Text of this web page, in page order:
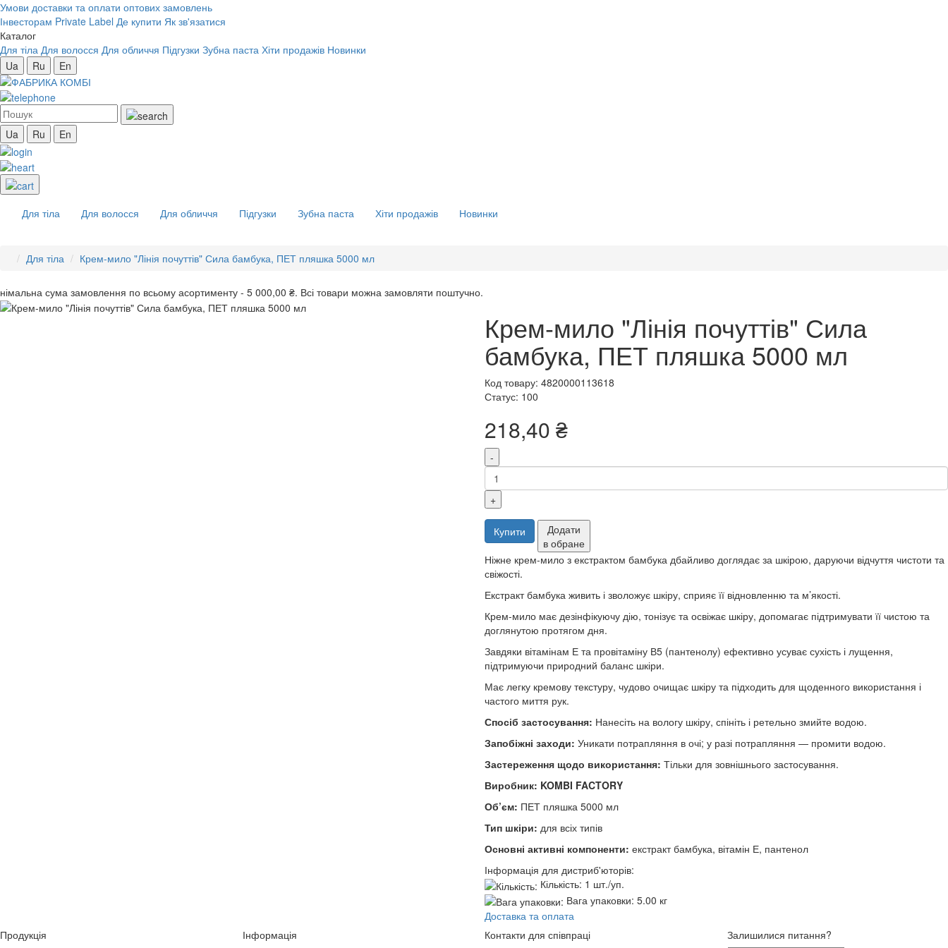
Умови доставки та оплати оптових замовлень
Інвесторам Private Label Де купити Як зв'язатися
Каталог
Для тіла Для волосся Для обличчя Підгузки Зубна паста Хіти продажів Новинки
Ua
Ru En
Ua Ru En
Для тіла Для волосся Для обличчя Підгузки Зубна паста Хіти продажів Новинки
Для тіла Крем-мило "Лінія почуттів" Сила бамбука, ПЕТ пляшка 5000 мл
сума замовлення по всьому асортименту - 5 000,00 ₴. Всі товари можна замовляти поштучно.
Крем-мило "Лінія почуттів" Сила
бамбука, ПЕТ пляшка 5000 мл
Код товару: 4820000113618
Статус: 100
218,40 ₴
-
+
Купити
Додати
в обране
Ніжне крем-мило з екстрактом бамбука дбайливо доглядає за шкірою, даруючи відчуття чистоти та
свіжості.
Екстракт бамбука живить і зволожує шкіру, сприяє її відновленню та м’якості.
Крем-мило має дезінфікуючу дію, тонізує та освіжає шкіру, допомагає підтримувати її чистою та
доглянутою протягом дня.
Завдяки вітамінам Е та провітаміну В5 (пантенолу) ефективно усуває сухість і лущення,
підтримуючи природний баланс шкіри.
Має легку кремову текстуру, чудово очищає шкіру та підходить для щоденного використання і
частого миття рук.
Спосіб застосування: Нанесіть на вологу шкіру, спініть і ретельно змийте водою.
Запобіжні заходи: Уникати потрапляння в очі; у разі потрапляння — промити водою.
Застереження щодо використання: Тільки для зовнішнього застосування.
Виробник: KOMBI FACTORY
Об’єм: ПЕТ пляшка 5000 мл
Тип шкіри: для всіх типів
Основні активні компоненти: екстракт бамбука, вітамін Е, пантенол
Інформація для дистриб'юторів:
Кількість: 1 шт./уп.
Вага упаковки: 5.00 кг
Доставка та оплата
Продукція
Інформація
Контакти для співпраці
Залишилися питання?